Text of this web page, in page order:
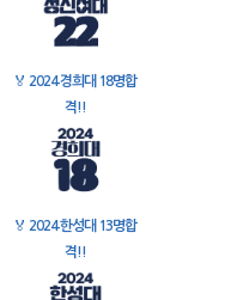
🏅 2024 경희대 18명합
격!!
🏅 2024 한성대 13명합
격!!